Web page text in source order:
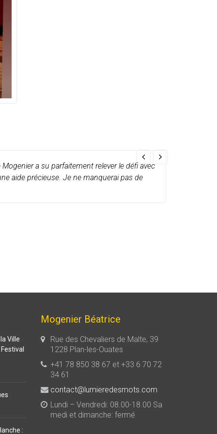
a su parfaitement relever le défi avec
aide précieuse. Je ne manquerai pas de
Ville
:
Mogenier Béatrice
Rue des Chevaliers de Malte, 39
1228 Plan-les-Ouates
+41 78 850 38 67 et +33 6 70 72
34 61
contact@lumieredesmots.com
Lundi – Vendredi: 08.00-18.00 Sa
medi et dimanche: fermé